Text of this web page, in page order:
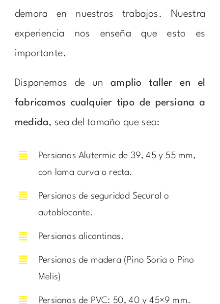
demora en nuestros trabajos. Nuestra
experiencia nos enseña que esto es
importante.
Disponemos de unamplio taller en el
fabricamos cualquier tipo de persiana a
medida, sea del tamaño que sea:
Persianas Alutermic de 39, 45 y 55 mm,
con lama curva o recta.
Persianas de seguridad Secural o
autoblocante.
Persianas alicantinas.
Persianas de madera (Pino Soria o Pino
Melis)
Persianas de PVC: 50, 40 y 45×9 mm.